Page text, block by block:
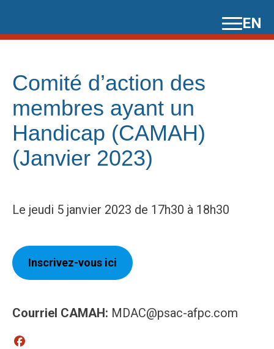
content
EN
Comité d’action des
membres ayant un
Handicap (CAMAH)
(Janvier 2023)
Le jeudi 5 janvier 2023 de 17h30 à 18h30
Inscrivez-vous ici
Courriel CAMAH: MDAC@psac-afpc.com